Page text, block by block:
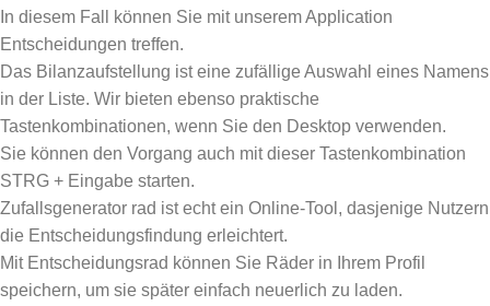
In diesem Fall können Sie mit unserem Application
Entscheidungen treffen.
Das Bilanzaufstellung ist eine zufällige Auswahl eines Namens
in der Liste. Wir bieten ebenso praktische
Tastenkombinationen, wenn Sie den Desktop verwenden.
Sie können den Vorgang auch mit dieser Tastenkombination
STRG + Eingabe starten.
Zufallsgenerator rad ist echt ein Online-Tool, dasjenige Nutzern
die Entscheidungsfindung erleichtert.
Mit Entscheidungsrad können Sie Räder in Ihrem Profil
speichern, um sie später einfach neuerlich zu laden.